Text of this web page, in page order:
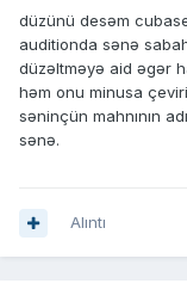
düzünü desəm
auditionda sənə
düzəltməyə aid əgər
həm onu minusa
səninçün mahnının
sənə.
Alıntı